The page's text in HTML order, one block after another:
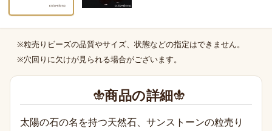
商品の補足
※粒売りビーズの品質やサイズ、状態などの指定はできません。
※穴回りに欠けが見られる場合がございます。
商品の詳細
太陽の石の名を持つ天然石、サンストーンの粒売り